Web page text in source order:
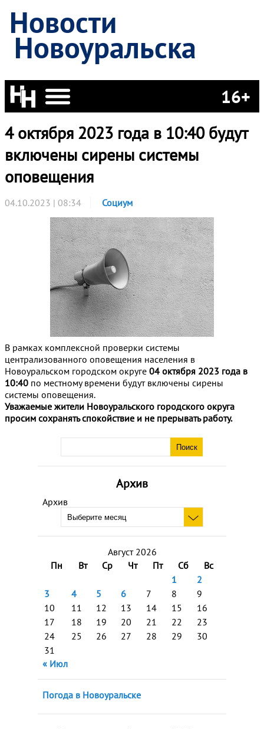
Новости
Новоуральска
16+
Архив
Архив
Август 2026
Пн
Вт Ср Чт Пт Сб
Вс
1
2
3
4 5 6 7 8
9
10
11 12 13 14 15
16
17
18 19 20 21 22
23
24
25 26 27 28 29
30
31
« Июл
Погода в Новоуральске
4 октября 2023 года в 10:40 будут
включены сирены системы
оповещения
04.10.2023 | 08:34 Социум
В рамках комплексной проверки системы
централизованного оповещения населения в
Новоуральском городском округе 04 октября 2023 года в
10:40 по местному времени будут включены сирены
системы оповещения.
Уважаемые жители Новоуральского городского округа
просим сохранять спокойствие и не прерывать работу.